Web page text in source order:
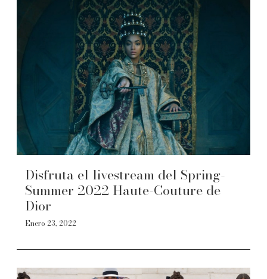
Disfruta el livestream del Spring-
Summer 2022 Haute-Couture de
Dior
Enero 23, 2022